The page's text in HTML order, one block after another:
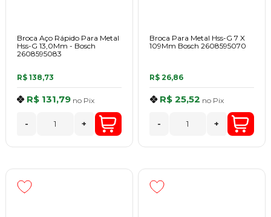
Broca Aço Rápido Para Metal
Hss-G 13,0Mm - Bosch
2608595083
R$ 138,73
R$ 131,79 no Pix
- +
Broca Para Metal Hss-G 7 X
109Mm Bosch 2608595070
R$ 26,86
R$ 25,52 no Pix
- +